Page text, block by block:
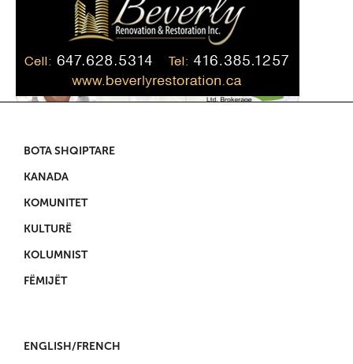
BOTA SHQIPTARE
KANADA
KOMUNITET
KULTURË
KOLUMNIST
FËMIJËT
ENGLISH/FRENCH